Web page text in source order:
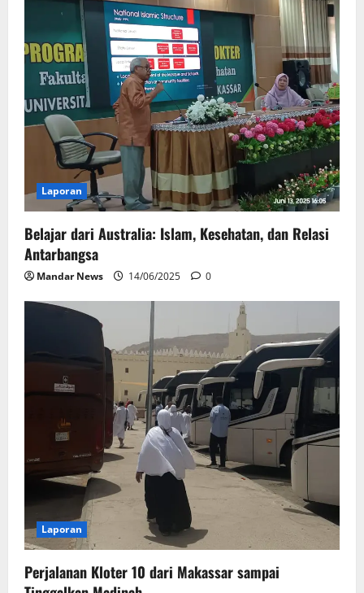
Laporan
Belajar dari Australia: Islam, Kesehatan, dan Relasi
Antarbangsa
Mandar News 14/06/2025 0
Laporan
Perjalanan Kloter 10 dari Makassar sampai